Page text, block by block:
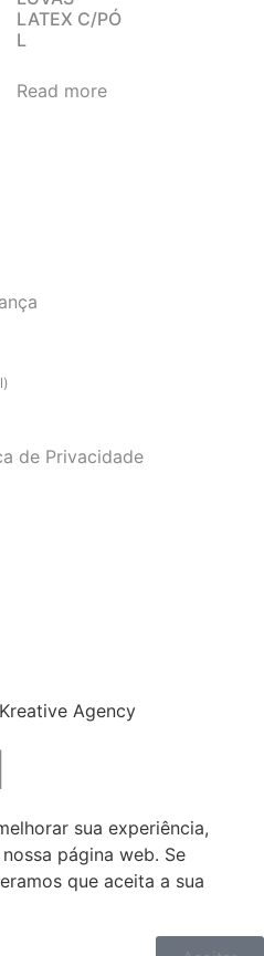
LATEX C/PÓ
L
Read more
de Privacidade
Kreative Agency
sua experiência,
página web. Se
que aceita a sua